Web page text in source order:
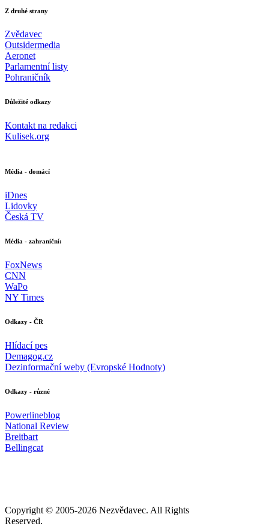
Z druhé strany
Zvědavec
Outsidermedia
Aeronet
Parlamentní listy
Pohraničník
Důležité odkazy
Kontakt na redakci
Kulisek.org
Média - domácí
iDnes
Lidovky
Česká TV
Média - zahraniční:
FoxNews
CNN
WaPo
NY Times
Odkazy - ČR
Hlídací pes
Demagog.cz
Dezinformační weby (Evropské Hodnoty)
Odkazy - různé
Powerlineblog
National Review
Breitbart
Bellingcat
Copyright © 2005-2026 Nezvědavec. All Rights
Reserved.